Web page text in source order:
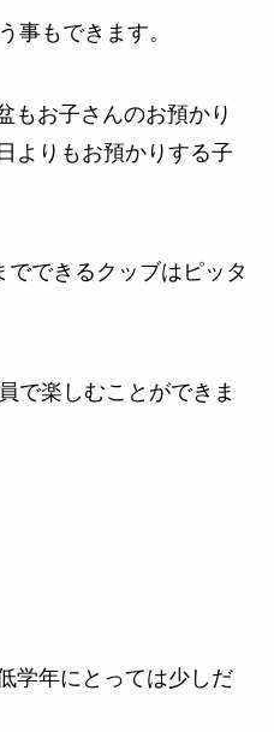
事もできます。
もお子さんのお預かり
よりもお預かりする子
できるクッブはピッタ
で楽しむことができま
学年にとっては少しだ